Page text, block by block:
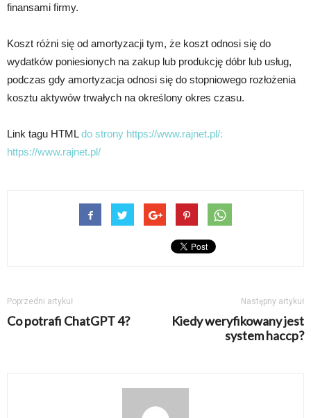
finansami firmy.
Koszt różni się od amortyzacji tym, że koszt odnosi się do
wydatków poniesionych na zakup lub produkcję dóbr lub usług,
podczas gdy amortyzacja odnosi się do stopniowego rozłożenia
kosztu aktywów trwałych na określony okres czasu.
Link tagu HTMLdo strony https://www.rajnet.pl/:
https://www.rajnet.pl/
Poprzedni artykuł
Co potrafi ChatGPT 4?
Następny artykuł
Kiedy weryfikowany jest
system haccp?